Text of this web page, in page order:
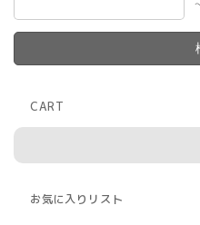
CART
お気に入りリスト